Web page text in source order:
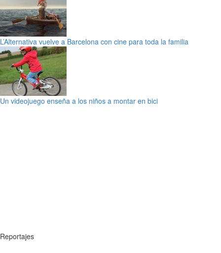
L’Alternativa vuelve a Barcelona con cine para toda la familia
Un videojuego enseña a los niños a montar en bici
Reportajes